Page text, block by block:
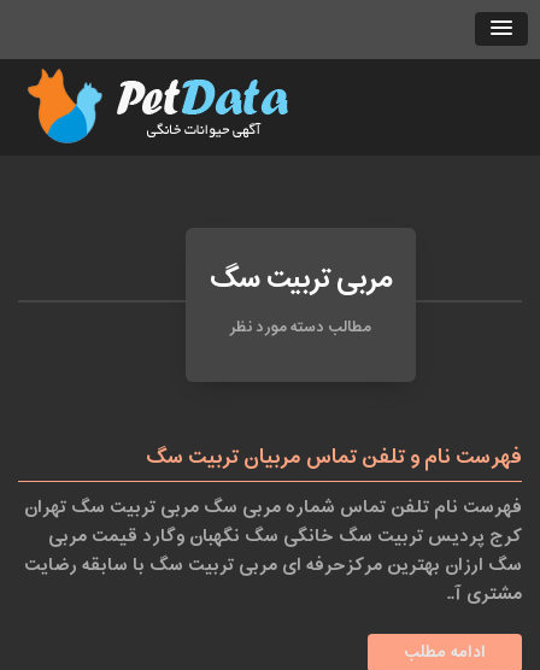
مربی تربیت سگ
مطالب دسته مورد نظر
فهرست نام و تلفن تماس مربیان تربیت سگ
فهرست نام تلفن تماس شماره مربی سگ مربی تربیت سگ تهران
کرج پردیس تربیت سگ خانگی سگ نگهبان وگارد قیمت مربی
سگ ارزان بهترین مرکزحرفه ای مربی تربیت سگ با سابقه رضایت
مشتری آ..
ادامه مطلب